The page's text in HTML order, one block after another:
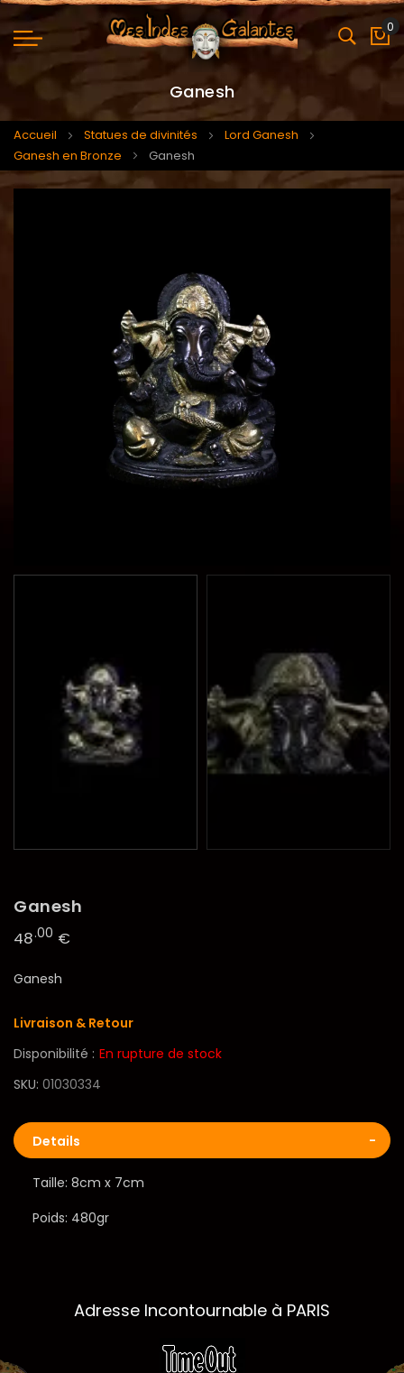
0
Ganesh
Accueil Statues de divinités
Lord Ganesh
Ganesh en Bronze
Ganesh
Ganesh
48.00 €
Ganesh
Livraison & Retour
Disponibilité : En rupture de stock
SKU 01030334
Details
Taille: 8cm x 7cm
Poids: 480gr
Adresse Incontournable à PARIS